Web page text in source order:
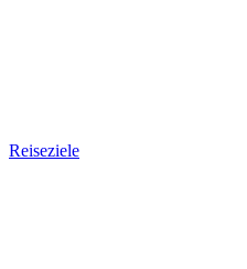
Reiseziele